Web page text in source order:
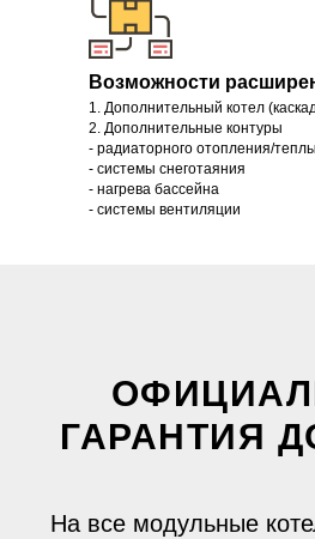
1. Дополнительный котел
2. Дополнительные контуры
- радиаторного отопления/
- системы снеготаяния
- нагрева бассейна
- системы вентиляции
Возможности
ГАРАНТИЯ
На все модульные